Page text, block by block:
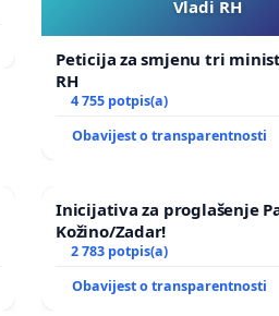
Vladi RH
Peticija za smjenu tri
RH
4 755 potpis(a)
Obavijest o transparentnosti
Inicijativa za proglašenje
Kožino/Zadar!
2 783 potpis(a)
Obavijest o transparentnosti